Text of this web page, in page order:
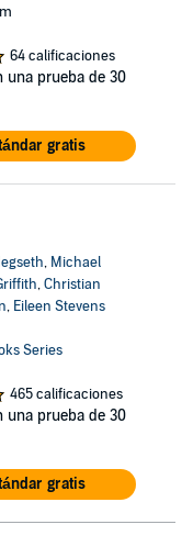
64 calificaciones
una prueba de 30
gratis
, Michael
,Christian
, Eileen Stevens
Series
465 calificaciones
una prueba de 30
gratis